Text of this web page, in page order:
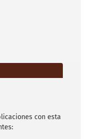
1938-1940.
de
y documentos
Siglo
con esta